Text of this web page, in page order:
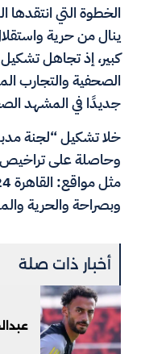
الخطوة التي انتقدها
ينال من حرية
كبير، إذ تجاهل
الصحفية والتجارب
جديدًا في المشهد
خلا تشكيل “لجنة
وحاصلة على تراخيص
وبصراحة والحرية
أخبار ذات صلة